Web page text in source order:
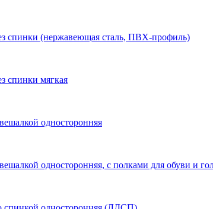
спинки (нержавеющая сталь, ПВХ-профиль)
спинки мягкая
односторонняя
односторонняя, с полками для обуви и